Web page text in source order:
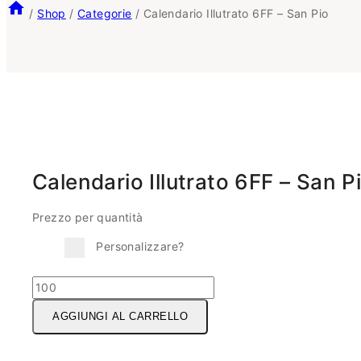
/ Shop / Categorie / Calendario Illutrato 6FF – San Pio
Calendario Illutrato 6FF – San
Prezzo per quantità
Personalizzare?
Calendario
Illutrato
6FF
-
AGGIUNGI AL CARRELLO